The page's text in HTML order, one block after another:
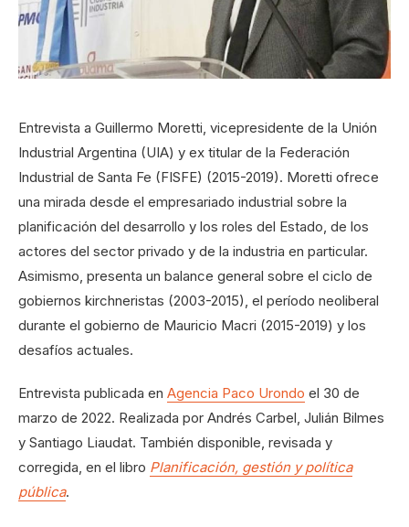
Entrevista a Guillermo Moretti, vicepresidente de la Unión
Industrial Argentina (UIA) y ex titular de la Federación
Industrial de Santa Fe (FISFE) (2015-2019). Moretti ofrece
una mirada desde el empresariado industrial sobre la
planificación del desarrollo y los roles del Estado, de los
actores del sector privado y de la industria en particular.
Asimismo, presenta un balance general sobre el ciclo de
gobiernos kirchneristas (2003-2015), el período neoliberal
durante el gobierno de Mauricio Macri (2015-2019) y los
desafíos actuales.
Entrevista publicada en Agencia Paco Urondo el 30 de
marzo de 2022. Realizada por Andrés Carbel, Julián Bilmes
y Santiago Liaudat. También disponible, revisada y
corregida, en el libro Planificación, gestión y política
pública.